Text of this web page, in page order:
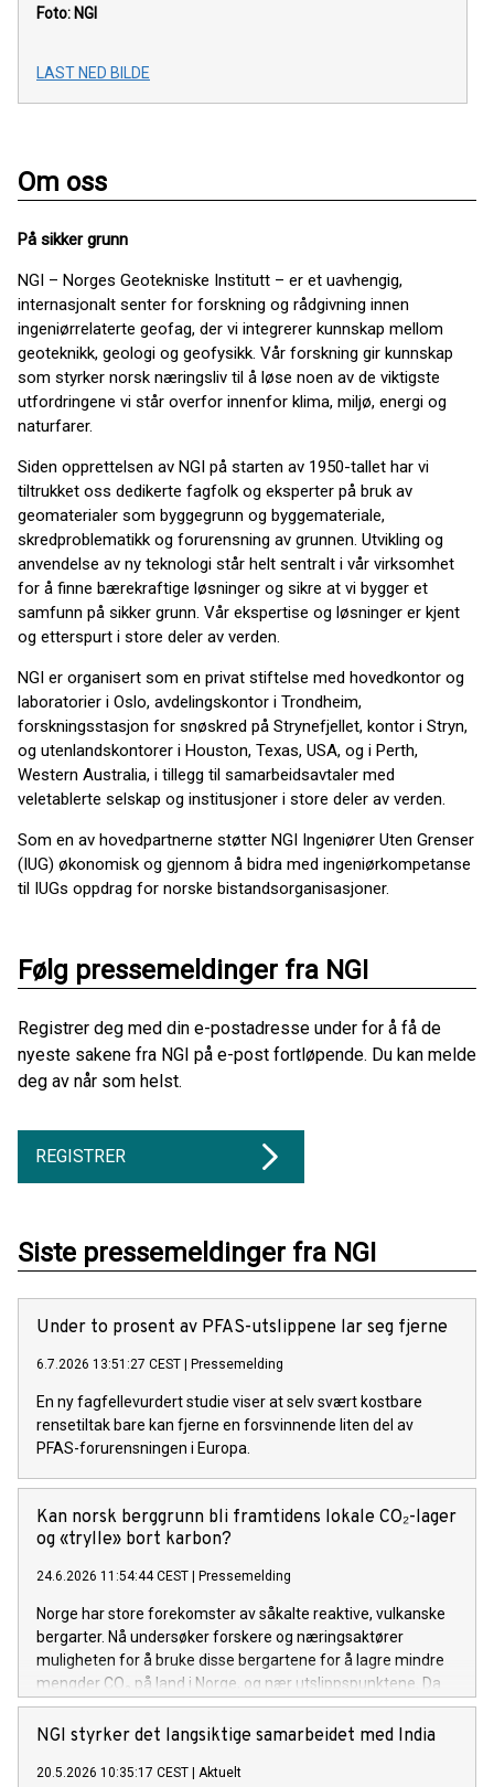
Foto: NGI
LAST NED BILDE
Om oss
På sikker grunn
NGI – Norges Geotekniske Institutt – er et uavhengig,
internasjonalt senter for forskning og rådgivning innen
ingeniørrelaterte geofag, der vi integrerer kunnskap mellom
geoteknikk, geologi og geofysikk. Vår forskning gir kunnskap
som styrker norsk næringsliv til å løse noen av de viktigste
utfordringene vi står overfor innenfor klima, miljø, energi og
naturfarer.
Siden opprettelsen av NGI på starten av 1950-tallet har vi
tiltrukket oss dedikerte fagfolk og eksperter på bruk av
geomaterialer som byggegrunn og byggemateriale,
skredproblematikk og forurensning av grunnen. Utvikling og
anvendelse av ny teknologi står helt sentralt i vår virksomhet
for å finne bærekraftige løsninger og sikre at vi bygger et
samfunn på sikker grunn. Vår ekspertise og løsninger er kjent
og etterspurt i store deler av verden.
NGI er organisert som en privat stiftelse med hovedkontor og
laboratorier i Oslo, avdelingskontor i Trondheim,
forskningsstasjon for snøskred på Strynefjellet, kontor i Stryn,
og utenlandskontorer i Houston, Texas, USA, og i Perth,
Western Australia, i tillegg til samarbeidsavtaler med
veletablerte selskap og institusjoner i store deler av verden.
Som en av hovedpartnerne støtter NGI Ingeniører Uten Grenser
(IUG) økonomisk og gjennom å bidra med ingeniørkompetanse
til IUGs oppdrag for norske bistandsorganisasjoner.
Følg pressemeldinger fra NGI
Registrer deg med din e-postadresse under for å få de
nyeste sakene fra NGI på e-post fortløpende. Du kan melde
deg av når som helst.
REGISTRER
Siste pressemeldinger fra NGI
Under to prosent av PFAS-utslippene lar seg fjerne
6.7.2026 13:51:27 CEST | Pressemelding
En ny fagfellevurdert studie viser at selv svært kostbare
rensetiltak bare kan fjerne en forsvinnende liten del av
PFAS-forurensningen i Europa.
Kan norsk berggrunn bli framtidens lokale CO₂-lager
og «trylle» bort karbon?
24.6.2026 11:54:44 CEST | Pressemelding
Norge har store forekomster av såkalte reaktive, vulkanske
bergarter. Nå undersøker forskere og næringsaktører
muligheten for å bruke disse bergartene for å lagre mindre
mengder CO₂ på land i Norge, og nær utslippspunktene. Da
skjer det noe ganske elegant i naturens kjemi: Berget
reagerer med karbonet, som blir til stein.
NGI styrker det langsiktige samarbeidet med India
20.5.2026 10:35:17 CEST | Aktuelt